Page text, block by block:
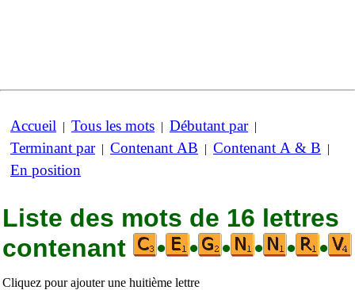
Accueil | Tous les mots | Débutant par|
Terminant par| Contenant AB | Contenant A & B |
En position
Liste des mots de 16 lettres
contenant
• • • • • •
Cliquez pour ajouter une huitième lettre